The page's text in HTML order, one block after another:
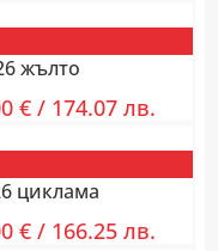
жълто
€/ 174.07 лв.
циклама
€/ 166.25 лв.